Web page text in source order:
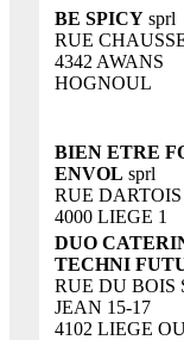
BE SPICY sprl
RUE
4342 AWANS
HOGNOUL
BIEN ETRE
ENVOL sprl
RUE DARTOIS
4000 LIEGE 1
DUO
TECHNI
RUE DU BOIS
JEAN 15-17
4102 LIEGE